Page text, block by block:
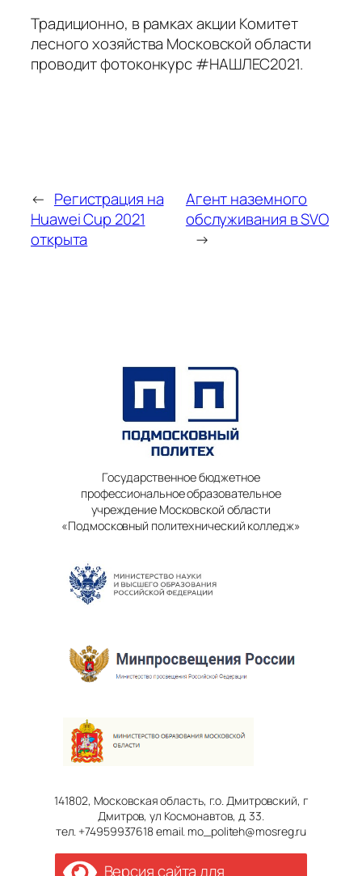
Традиционно, в рамках акции Комитет
лесного хозяйства Московской области
проводит фотоконкурс #НАШЛЕС2021.
← Регистрация на
Huawei Cup 2021
открыта
Агент наземного
обслуживания в SVO
→
Государственное бюджетное
профессиональное образовательное
учреждение Московской области
«Подмосковный политехнический колледж»
141802, Московская область, г.о. Дмитровский, г
Дмитров, ул Космонавтов, д. 33.
тел. +74959937618 email. mo_politeh@mosreg.ru
Версия сайта для